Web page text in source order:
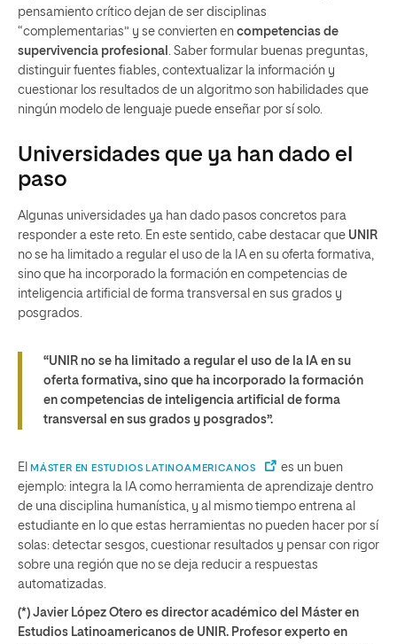
pensamiento crítico dejan de ser disciplinas
“complementarias” y se convierten en competencias de
supervivencia profesional
. Saber formular buenas preguntas,
distinguir fuentes fiables, contextualizar la información y
cuestionar los resultados de un algoritmo son habilidades que
ningún modelo de lenguaje puede enseñar por sí solo.
Universidades que ya han dado el
paso
Algunas universidades ya han dado pasos concretos para
responder a este reto. En este sentido, cabe destacar que UNIR
no se ha limitado a regular el uso de la IA en su oferta formativa,
sino que ha incorporado la formación en competencias de
inteligencia artificial de forma transversal en sus grados y
posgrados.
“UNIR no se ha limitado a regular el uso de la IA en su
oferta formativa, sino que ha incorporado la formación
en competencias de inteligencia artificial de forma
transversal en sus grados y posgrados”.
El MÁSTER EN ESTUDIOS LATINOAMERICANOS
es un buen
ejemplo: integra la IA como herramienta de aprendizaje dentro
de una disciplina humanística, y al mismo tiempo entrena al
estudiante en lo que estas herramientas no pueden hacer por sí
solas: detectar sesgos, cuestionar resultados y pensar con rigor
sobre una región que no se deja reducir a respuestas
automatizadas.
(*) Javier López Otero es director académico del Máster en
Estudios Latinoamericanos de UNIR. Profesor experto en